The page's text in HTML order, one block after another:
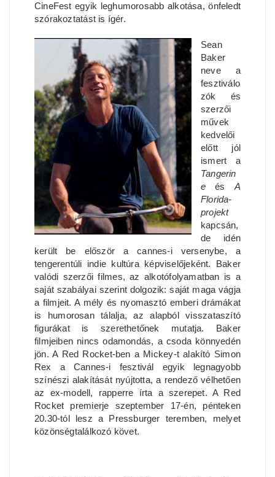
CineFest egyik leghumorosabb alkotása, önfeledt
szórakoztatást is ígér.
Sean
Baker
neve a
fesztiválo
zók és
szerzői
művek
kedvelői
előtt jól
ismert a
Tangerin
eés A
Florida-
projekt
kapcsán,
de idén
került be először a cannes-i versenybe, a
tengerentúli indie kultúra képviselőjeként. Baker
valódi szerzői filmes, az alkotófolyamatban is a
saját szabályai szerint dolgozik: saját maga vágja
a filmjeit. A mély és nyomasztó emberi drámákat
is humorosan tálalja, az alapból visszataszító
figurákat is szerethetőnek mutatja. Baker
filmjeiben nincs odamondás, a csoda könnyedén
jön. A Red Rocket-ben a Mickey-t alakító Simon
Rex a Cannes-i fesztivál egyik legnagyobb
színészi alakítását nyújtotta, a rendező vélhetően
az ex-modell, rapperre írta a szerepet. A Red
Rocket premierje szeptember 17-én, pénteken
20.30-tól lesz a Pressburger teremben, melyet
közönségtalálkozó követ.